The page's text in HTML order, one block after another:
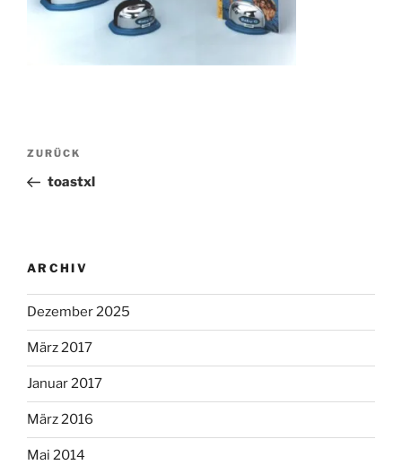
Beitragsnavigation
Vorheriger
Beitrag
ZURÜCK
toastxl
ARCHIV
Dezember 2025
März 2017
Januar 2017
März 2016
Mai 2014